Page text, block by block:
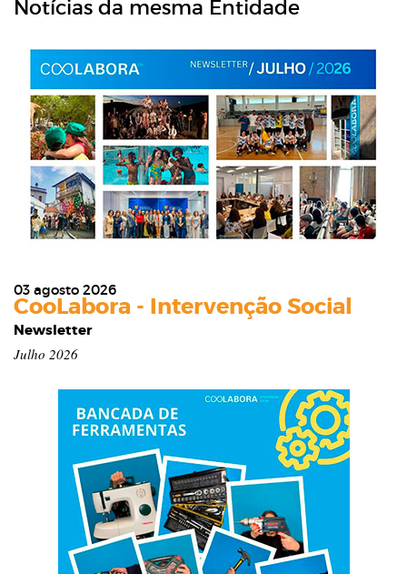
Notícias da mesma Entidade
03 agosto 2026
CooLabora - Intervenção Social
Newsletter
Julho 2026